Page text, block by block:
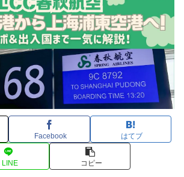
Facebook はてブ
LINE コピー